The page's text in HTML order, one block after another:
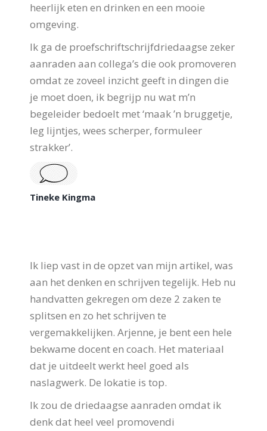
Tineke Kingma
heerlijk eten en drinken en een mooie
omgeving.
Ik ga de proefschriftschrijfdriedaagse zeker
aanraden aan collega’s die ook promoveren
omdat ze zoveel inzicht geeft in dingen die
je moet doen, ik begrijp nu wat m’n
begeleider bedoelt met ‘maak ’n bruggetje,
leg lijntjes, wees scherper, formuleer
strakker’.
Ik liep vast in de opzet van mijn artikel, was
aan het denken en schrijven tegelijk. Heb nu
handvatten gekregen om deze 2 zaken te
splitsen en zo het schrijven te
vergemakkelijken. Arjenne, je bent een hele
bekwame docent en coach. Het materiaal
dat je uitdeelt werkt heel goed als
naslagwerk. De lokatie is top.
Ik zou de driedaagse aanraden omdat ik
denk dat heel veel promovendi